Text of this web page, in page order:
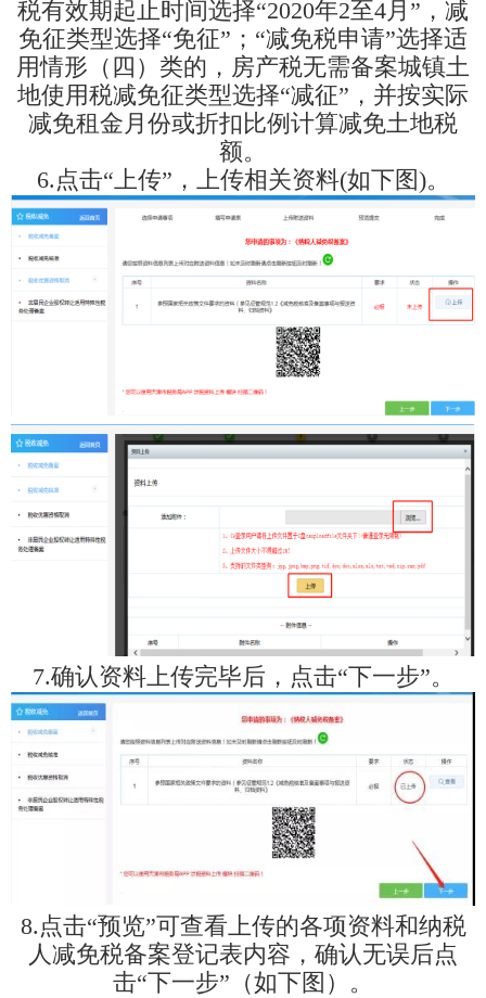
税有效期起止时间选择“2020年2至4月”，减
免征类型选择“免征”；“减免税申请”选择适
用情形（四）类的，房产税无需备案城镇土
地使用税减免征类型选择“减征”，并按实际
减免租金月份或折扣比例计算减免土地税
额。
6.点击“上传”，上传相关资料(如下图)。
7.确认资料上传完毕后，点击“下一步”。
8.点击“预览”可查看上传的各项资料和纳税
人减免税备案登记表内容，确认无误后点
击“下一步”（如下图）。